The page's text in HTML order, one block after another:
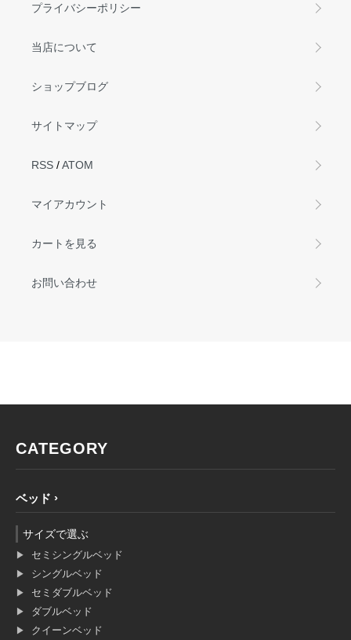
プライバシーポリシー
当店について
ショップブログ
サイトマップ
RSS /ATOM
マイアカウント
カートを見る
お問い合わせ
CATEGORY
ベッド
サイズで選ぶ
セミシングルベッド
シングルベッド
セミダブルベッド
ダブルベッド
クイーンベッド